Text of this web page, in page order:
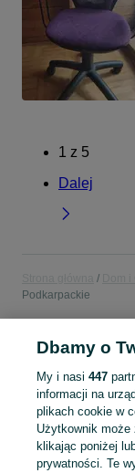
1 z 5
Dalej
Podkarpackie
POLSKA »
KATEGORIA
Dbamy o
My i nasi 447
informacji na
plikach cookie w
Użytkownik może
klikając poniżej
prywatności. Te